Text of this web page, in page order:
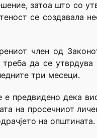
затоа што со
се создавала
член од
да се
три месеци.
предвидено дека
на просечниот
на општината.